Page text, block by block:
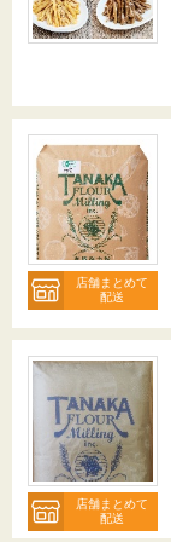
店舗まとめて
配送
店舗まとめて
配送